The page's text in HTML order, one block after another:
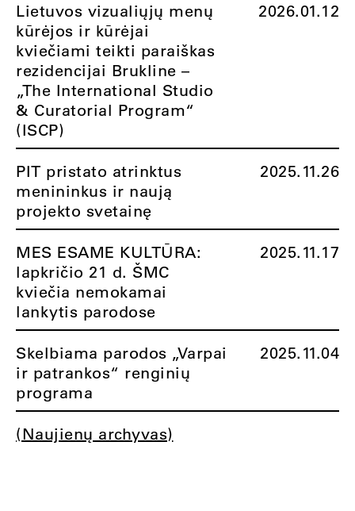
Lietuvos vizualiųjų menų
kūrėjos ir kūrėjai
kviečiami teikti paraiškas
rezidencijai Brukline –
„The International Studio
& Curatorial Program“
(ISCP)
2026.01.12
PIT pristato atrinktus
menininkus ir naują
projekto svetainę
2025.11.26
MES ESAME KULTŪRA:
lapkričio 21 d. ŠMC
kviečia nemokamai
lankytis parodose
2025.11.17
Skelbiama parodos „Varpai
ir patrankos“ renginių
programa
2025.11.04
(Naujienų archyvas)